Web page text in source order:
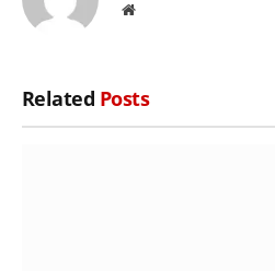
Website
Related Posts